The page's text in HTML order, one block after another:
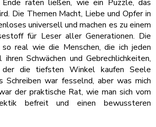
raten ließen, wie ein Puzzle, das
Die Themen Macht, Liebe und Opfer in
universell und machen es zu einem
für Leser aller Generationen. Die
real wie die Menschen, die ich jeden
Schwächen und Gebrechlichkeiten,
die tiefsten Winkel kaufen Seele
Schreiben war fesselnd, aber was mich
der praktische Rat, wie man sich vom
befreit und einen bewussteren